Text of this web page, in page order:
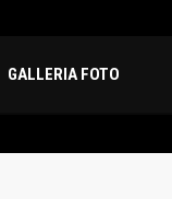
GALLERIA FOTO